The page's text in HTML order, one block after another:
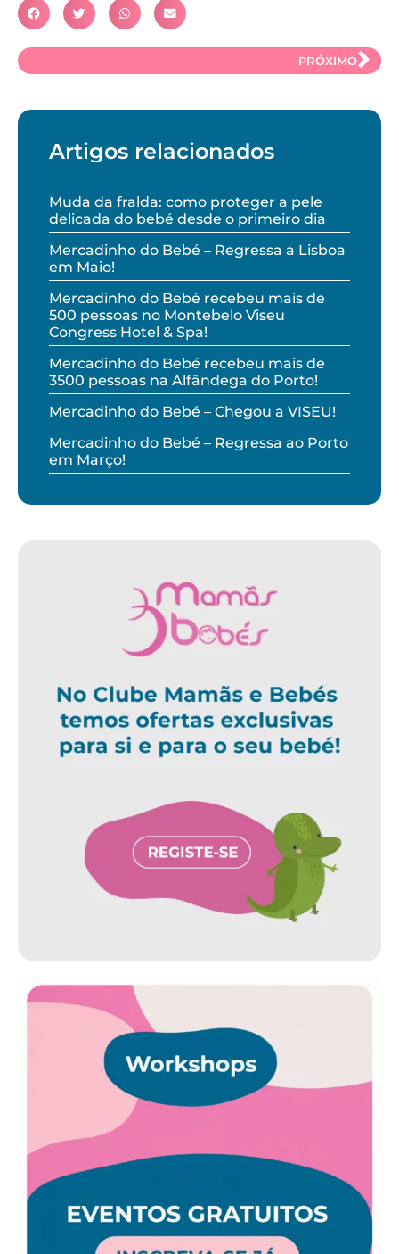
PRÓXIMO
Artigos relacionados
Muda da fralda: como proteger a pele
delicada do bebé desde o primeiro dia
Mercadinho do Bebé – Regressa a Lisboa
em Maio!
Mercadinho do Bebé recebeu mais de
500 pessoas no Montebelo Viseu
Congress Hotel & Spa!
Mercadinho do Bebé recebeu mais de
3500 pessoas na Alfândega do Porto!
Mercadinho do Bebé – Chegou a VISEU!
Mercadinho do Bebé – Regressa ao Porto
em Março!